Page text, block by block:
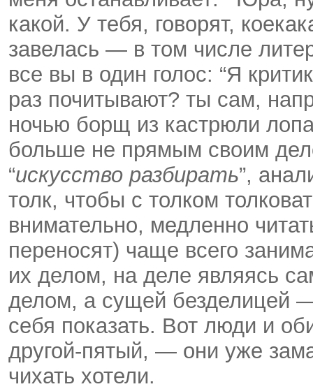
какой. У тебя, говорят,
завелась — в том числе
все вы в один голос: “Я
раз почитывают? ты сам,
ночью борщ из кастрюли
больше не прямым своим
“искусство разбирать”,
толк, чтобы с толком
внимательно, медленно
переносят) чаще всего
их делом, на деле являясь
делом, а сущей безделицей
себя показать. Вот люди и
другой-пятый, — они уже
чихать хотели.